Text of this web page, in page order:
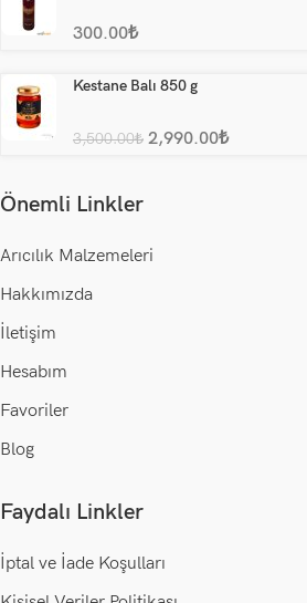
300.00₺
Kestane Balı 850 g
3,500.00₺ 2,990.00₺
Önemli Linkler
Arıcılık Malzemeleri
Hakkımızda
İletişim
Hesabım
Favoriler
Blog
Faydalı Linkler
İptal ve İade Koşulları